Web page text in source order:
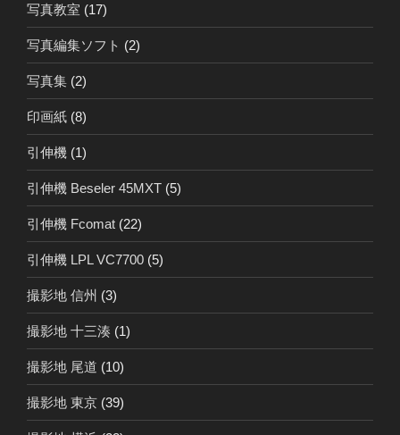
写真教室 (17)
写真編集ソフト (2)
写真集 (2)
印画紙 (8)
引伸機 (1)
引伸機 Beseler 45MXT (5)
引伸機 Fcomat (22)
引伸機 LPL VC7700 (5)
撮影地 信州 (3)
撮影地 十三湊 (1)
撮影地 尾道 (10)
撮影地 東京 (39)